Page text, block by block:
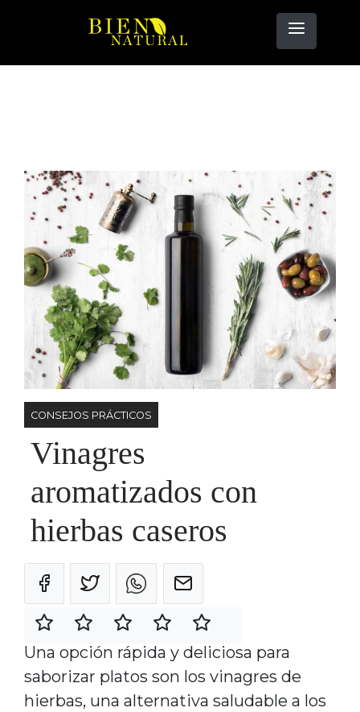
CONSEJOS PRÁCTICOS
Vinagres
aromatizados con
hierbas caseros
Una opción rápida y deliciosa para
saborizar platos son los vinagres de
hierbas, una alternativa saludable a los